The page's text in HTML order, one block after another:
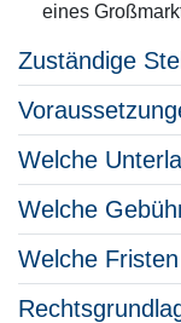
eines
Zuständige
Welche
Welche
Welche